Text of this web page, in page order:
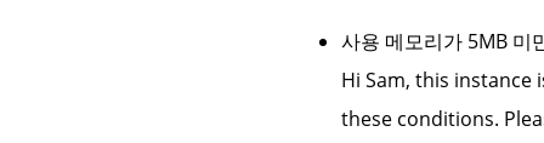
사용 메모리가 5MB 미
Hi Sam, this
these conditions.